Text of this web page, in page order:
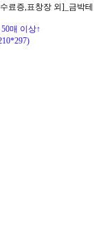
료증,표창장 외]_금박
매 이상↑